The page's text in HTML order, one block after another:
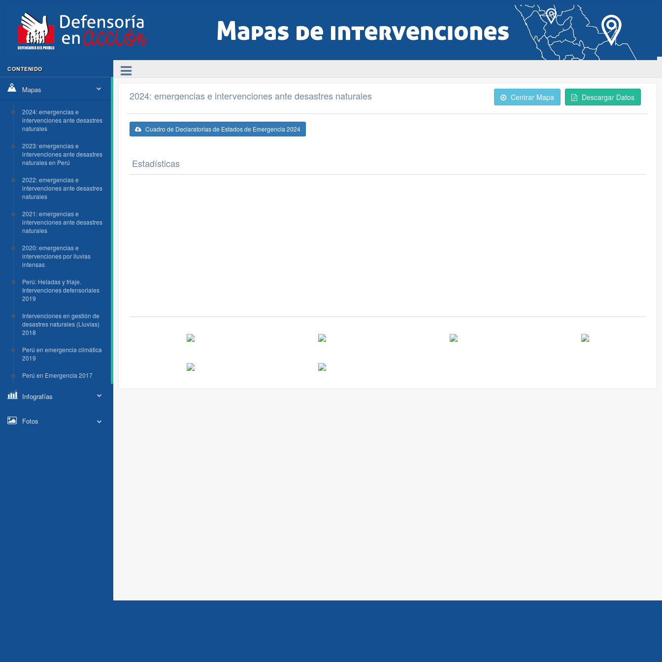
CONTENIDO
Mapas
2024: emergencias e
intervenciones ante desastres
naturales
2023: emergencias e
intervenciones ante desastres
naturales en Perú
2022: emergencias e
intervenciones ante desastres
naturales
2021: emergencias e
intervenciones ante desastres
naturales
2020: emergencias e
intervenciones por lluvias
intensas
Perú: Heladas y friaje.
Intervenciones defensoriales
2019
Intervenciones en gestión de
desastres naturales (Lluvias)
2018
Perú en emergencia climática
2019
Perú en Emergencia 2017
Infografías
Fotos
2024: emergencias e intervenciones ante desastres naturales Centrar Mapa Descargar Datos
Cuadro de Declaratorias de Estados de Emergencia 2024
Estadísticas